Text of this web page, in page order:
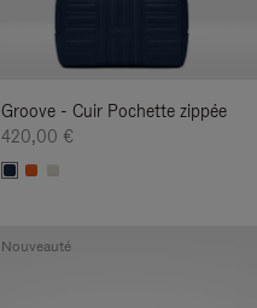
Groove - Cuir Pochette zippée
420,00 €
Nouveauté